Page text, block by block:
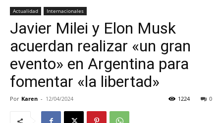
Actualidad Internacionales
Javier Milei y Elon Musk
acuerdan realizar «un gran
evento» en Argentina para
fomentar «la libertad»
Por Karen - 12/04/2024 0
1224